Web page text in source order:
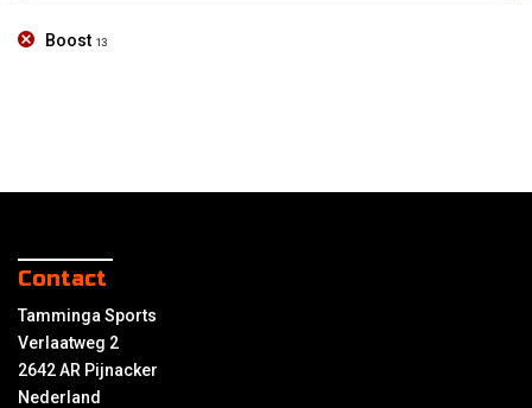
Boost 13
Contact
Tamminga Sports
Verlaatweg 2
2642 AR Pijnacker
Nederland